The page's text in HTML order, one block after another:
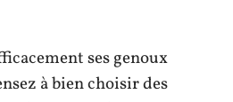
ses genoux
à bien choisir des